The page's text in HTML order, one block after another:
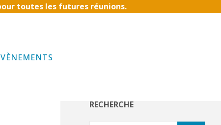
toutes les futures réunions.
RECHERCHE